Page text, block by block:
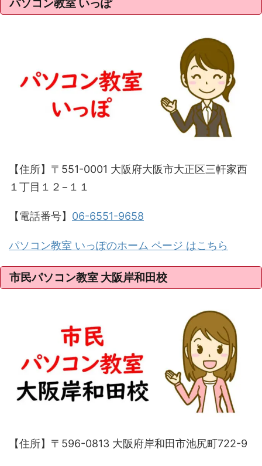
パソコン教室 いっぽ
【住所】〒551-0001 大阪府大阪市大正区三軒家西
１丁目１２−１１
【電話番号】 06-6551-9658
パソコン教室 いっぽのホーム ページ はこちら
市民パソコン教室 大阪岸和田校
【住所】〒596-0813 大阪府岸和田市池尻町722-9